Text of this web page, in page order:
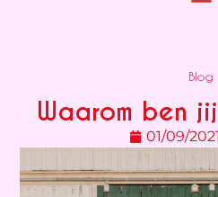
Blog
Waarom ben
01/09/2021